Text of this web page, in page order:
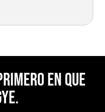
en Que